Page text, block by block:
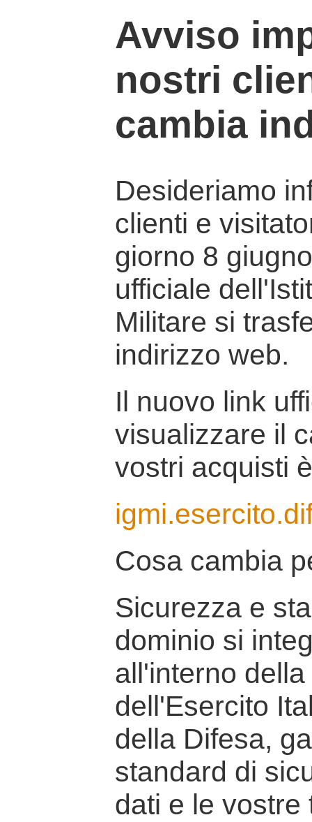
Avviso
nostri
cambia
Desideriamo
clienti e
giorno 8
ufficiale
Militare si
indirizzo web.
Il nuovo link
visualizzare il
vostri acquisti
Cosa cambia
Sicurezza e
dominio si
all'interno
dell'Esercito
della Difesa,
standard di
dati e le vostre